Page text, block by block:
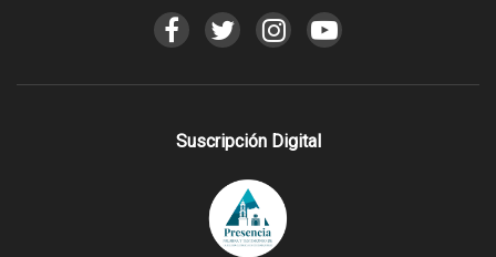
Suscripción Digital